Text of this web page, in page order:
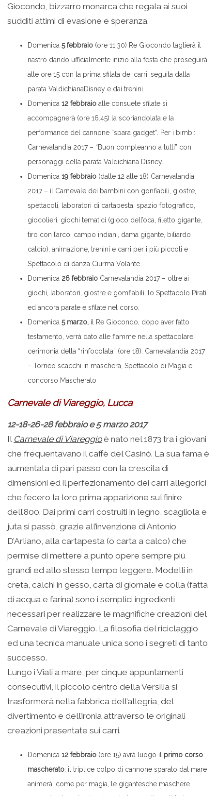
Giocondo, bizzarro monarca che regala ai suoi
sudditi attimi di evasione e speranza.
Domenica 5 febbraio (ore 11.30) Re Giocondo taglierà il
nastro dando ufficialmente inizio alla festa che proseguirà
alle ore 15 con la prima sfilata dei carri, seguita dalla
parata ValdichianaDisney e dai trenini.
Domenica 12 febbraio alle consuete sfilate si
accompagnerà (ore 16.45) la scoriandolata e la
performance del cannone “spara gadget”. Per i bimbi:
Carnevalandia 2017 – “Buon compleanno a tutti” con i
personaggi della parata Valdichiana Disney.
Domenica 19 febbraio (dalle 12 alle 18) Carnevalandia
2017 – il Carnevale dei bambini con gonfiabili, giostre,
spettacoli, laboratori di cartapesta, spazio fotografico,
giocolieri, giochi tematici (gioco dell’oca, filetto gigante,
tiro con l’arco, campo indiani, dama gigante, biliardo
calcio), animazione, trenini e carri per i più piccoli e
Spettacolo di danza Ciurma Volante.
Domenica 26 febbraio Carnevalandia 2017 – oltre ai
giochi, laboratori, giostre e gomfiabili, lo Spettacolo Pirati
ed ancora parate e sfilate nel corso.
Domenica 5 marzo, il Re Giocondo, dopo aver fatto
testamento, verrà dato alle fiamme nella spettacolare
cerimonia della “rinfocolata” (ore 18). Carnevalandia 2017
– Torneo scacchi in maschera, Spettacolo di Magia e
concorso Mascherato
Carnevale di Viareggio, Lucca
12-18-26-28 febbraio e 5 marzo 2017
Il Carnevale di Viareggioè nato nel 1873 tra i giovani
che frequentavano il caffè del Casinò. La sua fama è
aumentata di pari passo con la crescita di
dimensioni ed il perfezionamento dei carri allegorici
che fecero la loro prima apparizione sul finire
dell’800. Dai primi carri costruiti in legno, scagliola e
juta si passò, grazie all’invenzione di Antonio
D’Arliano, alla cartapesta (o carta a calco) che
permise di mettere a punto opere sempre più
grandi ed allo stesso tempo leggere. Modelli in
creta, calchi in gesso, carta di giornale e colla (fatta
di acqua e farina) sono i semplici ingredienti
necessari per realizzare le magnifiche creazioni del
Carnevale di Viareggio. La filosofia del riciclaggio
ed una tecnica manuale unica sono i segreti di tanto
successo.
Lungo i Viali a mare, per cinque appuntamenti
consecutivi, il piccolo centro della Versilia si
trasformerà nella fabbrica dell’allegria, del
divertimento e dell’ironia attraverso le originali
creazioni presentate sui carri.
Domenica 12 febbraio (ore 15) avrà luogo il primo corso
mascherato: il triplice colpo di cannone sparato dal mare
animerà, come per magia, le gigantesche maschere